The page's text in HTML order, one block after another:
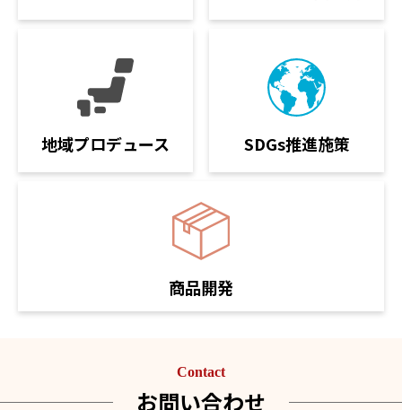
地域プロデュース SDGs推進施策
商品開発
Contact
お問い合わせ